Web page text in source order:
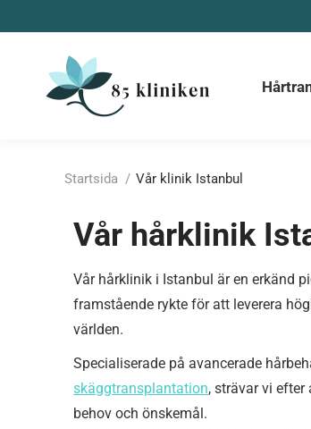
Du är här:
Startsida Vår klinik Istanbul
Vår hårklinik
Vår hårklinik i Istanbul är en erkänd
framstående rykte för att leverera
världen.
Specialiserade på avancerade
skäggtransplantation, strävar vi
behov och önskemål.